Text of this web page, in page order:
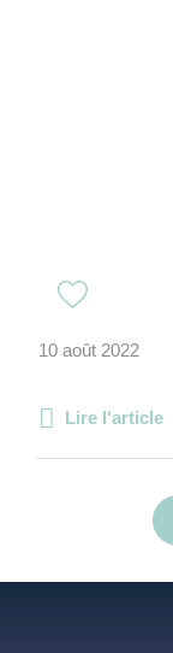
10 août 2022
Lire l'article